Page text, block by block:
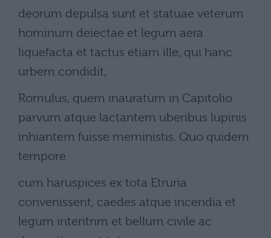
deorum depulsa sunt et statuae veterum
hominum deiectae et legum aera
liquefacta et tactus etiam ille, qui hanc
urbem condidit,
Romulus, quem inauratum in Capitolio
parvum atque lactantem uberibus lupinis
inhiantem fuisse meministis. Quo quidem
tempore
cum haruspices ex tota Etruria
convenissent, caedes atque incendia et
legum interitnm et bellum civile ac